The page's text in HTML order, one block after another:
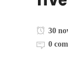
30
0